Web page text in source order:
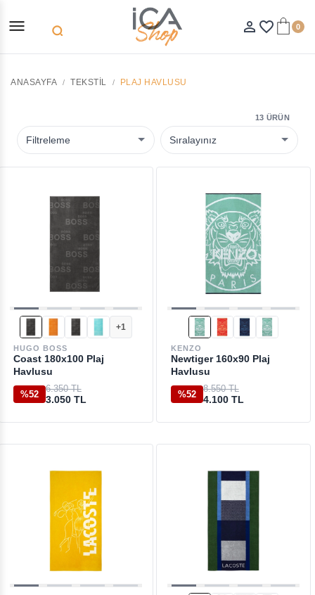
menu search person_outline favorite_border 0
ANASAYFA TEKSTIL PLAJ HAVLUSU
Filtreleme
13 ÜRÜN
+1
HUGO BOSS
Coast 180x100 Plaj
Havlusu
%52
6.350 TL
3.050 TL
KENZO
Newtiger 160x90 Plaj
Havlusu
%52
8.550 TL
4.100 TL